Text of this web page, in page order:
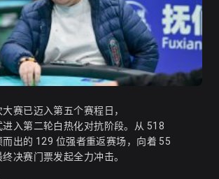
赛已迈入第五个赛程日，
入第二轮白热化对抗阶段。从 518
出的 129 位强者重返赛场，向着 55
决赛门票发起全力冲击。